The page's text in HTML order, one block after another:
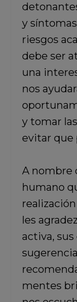
y
riesgos
debe ser
una
nos
y tomar
evitar
A nombre
humano
les
activa,
mentes